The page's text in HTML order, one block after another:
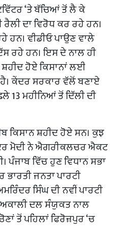
‘ਤੇ ਬੱਚਿਆਂ ਤੋਂ ਲੈ ਕੇ
ਦਾ ਵਿਰੋਧ ਕਰ ਰਹੇ ਹਨ।
ਹਨ। ਵੀਡੀਓ ਪਾਉਣ ਵਾਲੇ
ਰਹੇ ਹਨ। ਇਸ ਦੇ ਨਾਲ ਹੀ
ਹੋਏ ਕਿਸਾਨਾਂ ਲਈ
ਕੇਂਦਰ ਸਰਕਾਰ ਵੱਲੋਂ ਬਣਾਏ
13 ਮਹੀਨਿਆਂ ਤੋਂ ਦਿੱਲੀ ਦੀ
ਸ਼ਹੀਦ ਹੋਏ ਸਨ। ਕੁਝ
ਮੋਦੀ ਨੇ ਐਗਰੀਕਲਚਰ ਐਕਟ
ਪੰਜਾਬ ਵਿੱਚ ਹੁਣ ਵਿਧਾਨ ਸਭਾ
ਜਨਤਾ ਪਾਰਟੀ
ਸਿੰਘ ਦੀ ਨਵੀਂ ਪਾਰਟੀ
ਦਲ ਸੰਯੁਕਤ ਨਾਲ
ਤੋਂ ਪਹਿਲਾਂ ਫਿਰੋਜ਼ਪੁਰ ‘ਚ